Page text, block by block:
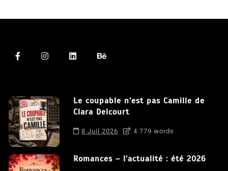
Le coupable n’est pas Camille de
Clara Delcourt
8 Juil 2026 4 779 words
Romances – l’actualité : été 2026